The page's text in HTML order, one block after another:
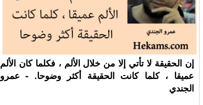
إن الحقيقة لا تأتي إلا من خلال الألم ، فكلما كان الألم
عميقا ، كلما كانت الحقيقة أكثر وضوحا. - عمرو
الجندي